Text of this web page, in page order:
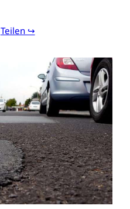
Teilen ↪